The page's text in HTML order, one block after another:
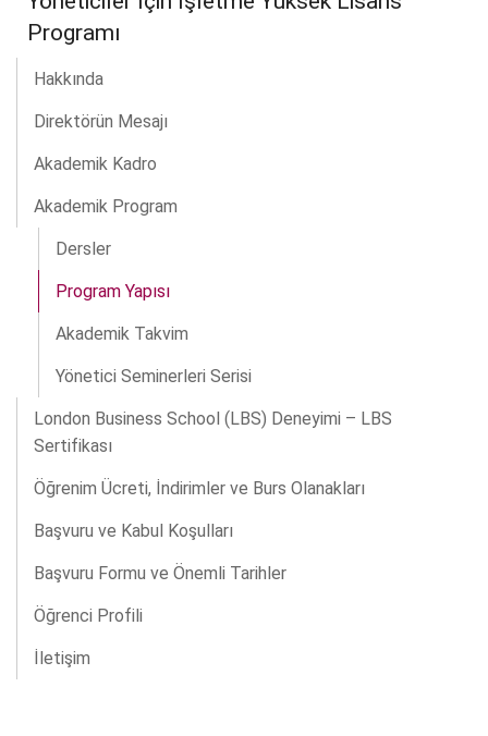
Programı
Hakkında
Direktörün Mesajı
Akademik Kadro
Akademik Program
Dersler
Program Yapısı
Akademik Takvim
Yönetici Seminerleri Serisi
London Business School (LBS) Deneyimi – LBS
Sertifikası
Öğrenim Ücreti, İndirimler ve Burs Olanakları
Başvuru ve Kabul Koşulları
Başvuru Formu ve Önemli Tarihler
Öğrenci Profili
İletişim